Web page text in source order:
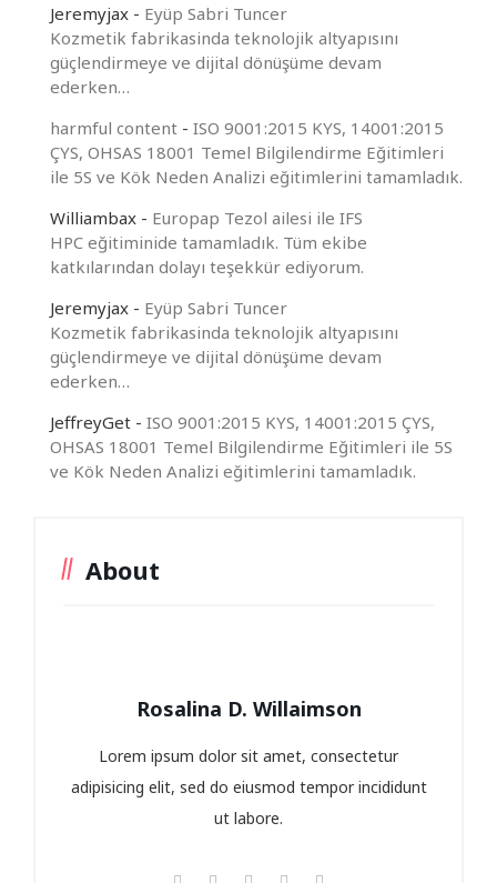
Jeremyjax - Eyüp Sabri Tuncer
Kozmetik fabrikasinda teknolojik altyapısını
güçlendirmeye ve dijital dönüşüme devam
ederken…
harmful content - ISO 9001:2015 KYS, 14001:2015
ÇYS, OHSAS 18001 Temel Bilgilendirme Eğitimleri
ile 5S ve Kök Neden Analizi eğitimlerini tamamladık.
Williambax - Europap Tezol ailesi ile IFS
HPC eğitiminide tamamladık. Tüm ekibe
katkılarından dolayı teşekkür ediyorum.
Jeremyjax - Eyüp Sabri Tuncer
Kozmetik fabrikasinda teknolojik altyapısını
güçlendirmeye ve dijital dönüşüme devam
ederken…
JeffreyGet - ISO 9001:2015 KYS, 14001:2015 ÇYS,
OHSAS 18001 Temel Bilgilendirme Eğitimleri ile 5S
ve Kök Neden Analizi eğitimlerini tamamladık.
About
Rosalina D. Willaimson
Lorem ipsum dolor sit amet, consectetur
adipisicing elit, sed do eiusmod tempor incididunt
ut labore.